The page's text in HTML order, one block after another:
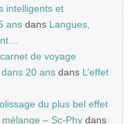
intelligents et
ans dans Langues,
de voyage
20 ans dans L’effet
du plus bel effet
– Sc-Phy dans